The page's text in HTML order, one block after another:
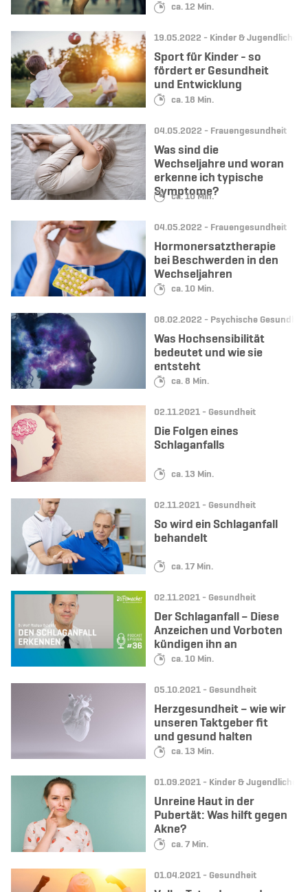
Lesedauer:
ca. 12 Min.
Datum:
19.05.2022 - Kategorie:
Kinder & Jugendliche
Lesedauer:
ca. 18 Min.
Sport für Kinder - so
fördert er Gesundheit
und Entwicklung
Datum:
04.05.2022 - Kategorie:
Frauengesundheit
Lesedauer:
ca. 10 Min.
Was sind die
Wechseljahre und woran
erkenne ich typische
Symptome?
Datum:
04.05.2022 - Kategorie:
Frauengesundheit
Lesedauer:
ca. 10 Min.
Hormonersatztherapie
bei Beschwerden in den
Wechseljahren
Datum:
08.02.2022 - Kategorie:
Psychische Gesundheit
Lesedauer:
ca. 8 Min.
Was Hochsensibilität
bedeutet und wie sie
entsteht
Datum:
02.11.2021 - Kategorie:
Gesundheit
Lesedauer:
ca. 13 Min.
Die Folgen eines
Schlaganfalls
Datum:
02.11.2021 - Kategorie:
Gesundheit
Lesedauer:
ca. 17 Min.
So wird ein Schlaganfall
behandelt
Datum:
02.11.2021 - Kategorie:
Gesundheit
Lesedauer:
ca. 10 Min.
Der Schlaganfall – Diese
Anzeichen und Vorboten
kündigen ihn an
Datum:
05.10.2021 - Kategorie:
Gesundheit
Lesedauer:
ca. 13 Min.
Herzgesundheit – wie wir
unseren Taktgeber fit
und gesund halten
Datum:
01.09.2021 - Kategorie:
Kinder & Jugendliche
Lesedauer:
ca. 7 Min.
Unreine Haut in der
Pubertät: Was hilft gegen
Akne?
Datum:
01.04.2021 - Kategorie:
Gesundheit